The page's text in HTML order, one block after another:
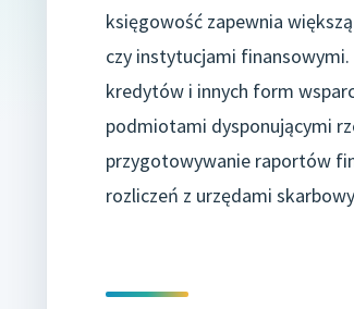
księgowość zapewnia
czy instytucjami
kredytów i innych form
podmiotami dysponującymi
przygotowywanie raportów
rozliczeń z urzędami